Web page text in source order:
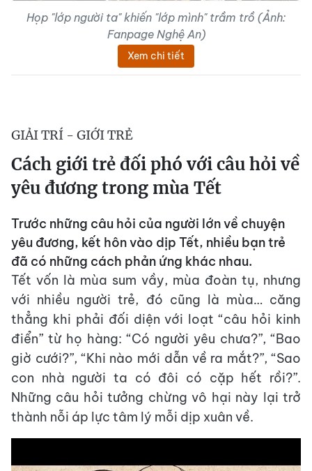
Họp "lớp người ta" khiến "lớp mình" trầm trồ (Ảnh:
Fanpage Nghệ An)
Xem chi tiết
GIẢI TRÍ - GIỚI TRẺ
Cách giới trẻ đối phó với câu hỏi về
yêu đương trong mùa Tết
Trước những câu hỏi của người lớn về chuyện
yêu đương, kết hôn vào dịp Tết, nhiều bạn trẻ
đã có những cách phản ứng khác nhau.
Tết vốn là mùa sum vầy, mùa đoàn tụ, nhưng
với nhiều người trẻ, đó cũng là mùa… căng
thẳng khi phải đối diện với loạt “câu hỏi kinh
điển” từ họ hàng: “Có người yêu chưa?”, “Bao
giờ cưới?”, “Khi nào mới dẫn về ra mắt?”, “Sao
con nhà người ta có đôi có cặp hết rồi?”.
Những câu hỏi tưởng chừng vô hại này lại trở
thành nỗi áp lực tâm lý mỗi dịp xuân về.